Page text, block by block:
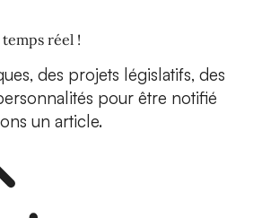
réel !
des projets législatifs, des
pour être notifié
un article.